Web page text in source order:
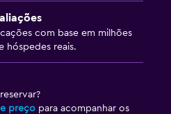
com base em milhões
hóspedes reais.
preço para acompanhar os